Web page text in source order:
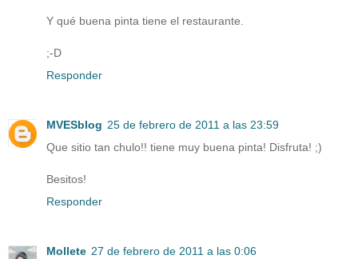
Y qué buena pinta tiene el restaurante.
;-D
Responder
MVESblog 25 de febrero de 2011 a las 23:59
Que sitio tan chulo!! tiene muy buena pinta! Disfruta! ;)
Besitos!
Responder
Mollete 27 de febrero de 2011 a las 0:06